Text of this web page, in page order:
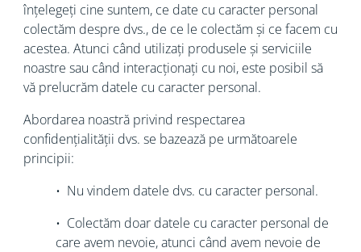
înțelegeți cine suntem, ce date cu caracter personal
colectăm despre dvs., de ce le colectăm și ce facem cu
acestea. Atunci când utilizați produsele și serviciile
noastre sau când interacționați cu noi, este posibil să
vă prelucrăm datele cu caracter personal.
Abordarea noastră privind respectarea
confidențialității dvs. se bazează pe următoarele
principii:
• Nu vindem datele dvs. cu caracter personal.
• Colectăm doar datele cu caracter personal de
care avem nevoie, atunci când avem nevoie de